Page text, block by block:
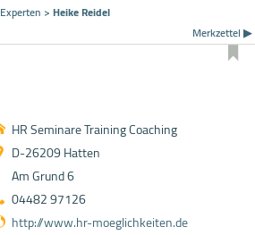
Experten > Heike Reidel
Merkzettel ▶
HR Seminare Training Coaching
D-26209 Hatten
Am Grund 6
04482 97126
http://www.hr-moeglichkeiten.de